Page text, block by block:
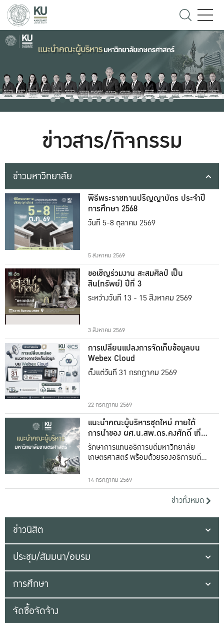
ข่าวสาร/กิจกรรม
ข่าวมหาวิทยาลัย
พิธีพระราชทานปริญญาบัตร ประจำปี
การศึกษา 2568
วันที่ 5-8 ตุลาคม 2569
5 สิงหาคม 2569
ขอเชิญร่วมงาน สะสมศิลป์ เป็น
สิน(ทรัพย์) ปีที่ 3
ระหว่างวันที่ 13 - 15 สิงหาคม 2569
3 สิงหาคม 2569
การเปลี่ยนแปลงการจัดเก็บข้อมูลบน
Webex Cloud
ตั้งแต่วันที่ 31 กรกฎาคม 2569
22 กรกฎาคม 2569
แนะนำคณะผู้บริหารชุดใหม่ ภายใต้
การนำของ ผศ.น.สพ.ดร.คงศักดิ์ เที่ยง
ธรรม
รักษาการแทนอธิการบดีมหาวิทยาลัย
เกษตรศาสตร์ พร้อมด้วยรองอธิการบดีทั้ง
14 กรกฎาคม 2569
ข่าวทั้งหมด
ข่าวนิสิต
ประชุม/สัมมนา/อบรม
การศึกษา
จัดซื้อจัดจ้าง